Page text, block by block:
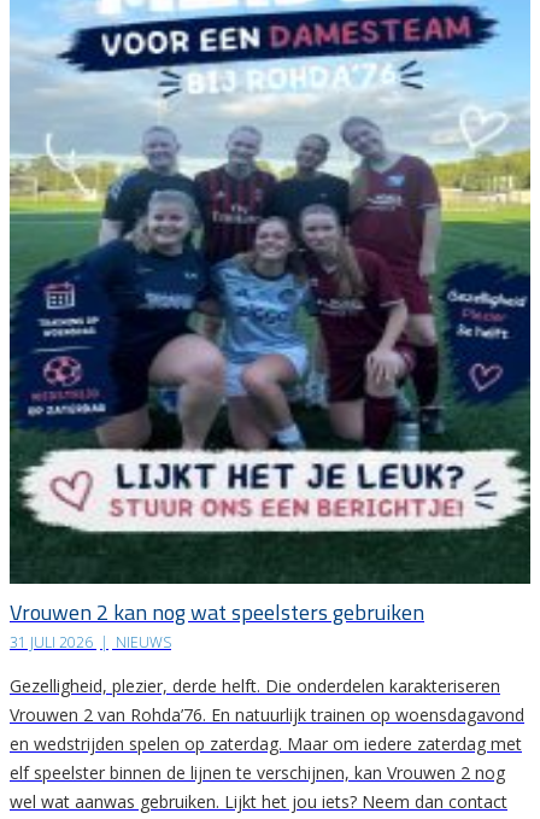
Vrouwen 2 kan nog wat speelsters gebruiken
31 JULI 2026 | NIEUWS
Gezelligheid, plezier, derde helft. Die onderdelen karakteriseren
Vrouwen 2 van Rohda’76. En natuurlijk trainen op woensdagavond
en wedstrijden spelen op zaterdag. Maar om iedere zaterdag met
elf speelster binnen de lijnen te verschijnen, kan Vrouwen 2 nog
wel wat aanwas gebruiken. Lijkt het jou iets? Neem dan contact